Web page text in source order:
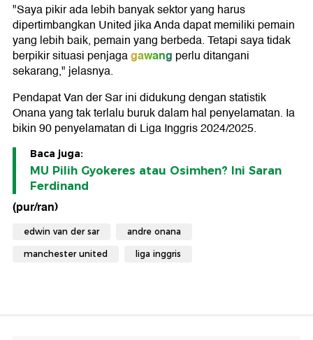
"Saya pikir ada lebih banyak sektor yang harus
dipertimbangkan United jika Anda dapat memiliki pemain
yang lebih baik, pemain yang berbeda. Tetapi saya tidak
berpikir situasi penjagagawang perlu ditangani
sekarang," jelasnya.
Pendapat Van der Sar ini didukung dengan statistik
Onana yang tak terlalu buruk dalam hal penyelamatan. Ia
bikin 90 penyelamatan di Liga Inggris 2024/2025.
Baca juga:
MU Pilih Gyokeres atau Osimhen? Ini Saran
Ferdinand
(pur/ran)
edwin van der sar andre onana
manchester united liga inggris